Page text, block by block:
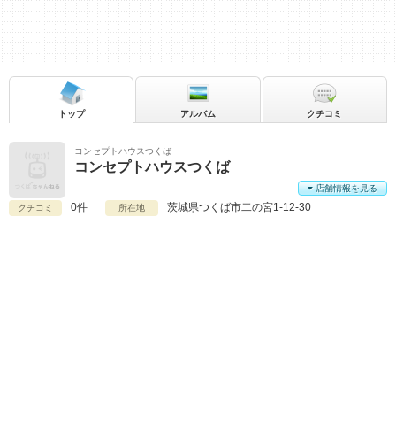
コンセプトハウスつくば
コンセプトハウスつくば
クチコミ 0件 所在地 茨城県つくば市二の宮1-12-30
店舗情報を見る
トップ アルバム クチコミ